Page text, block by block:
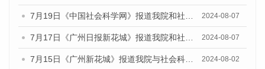
7月19日《中国社会科学网》报道我院和社会科学文献出版社联合发布《广州数字经济发展报告（2024）》蓝皮书的媒体文章 2024-08-07
7月17日《广州日报新花城》报道我院和社会科学文献出版社联合发布《广州蓝皮书：广州数字经济发展报告（2024）》的媒体文章 2024-08-07
7月15日《广州新花城》报道我院与社会科学文献出版社联合发布《广州蓝皮书：广州社会发展报告(2024)》的媒体文章 2024-08-02